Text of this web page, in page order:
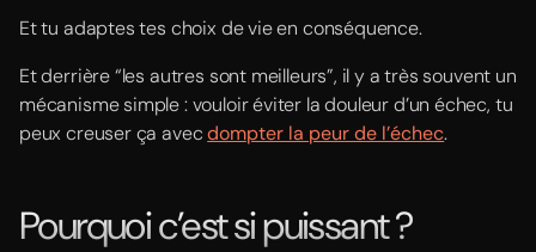
Et tu adaptes tes choix de vie en conséquence.
Et derrière “les autres sont meilleurs”, il y a très souvent un
mécanisme simple : vouloir éviter la douleur d’un échec, tu
peux creuser ça avecdompter la peur de l’échec.
Pourquoi c’est si puissant ?